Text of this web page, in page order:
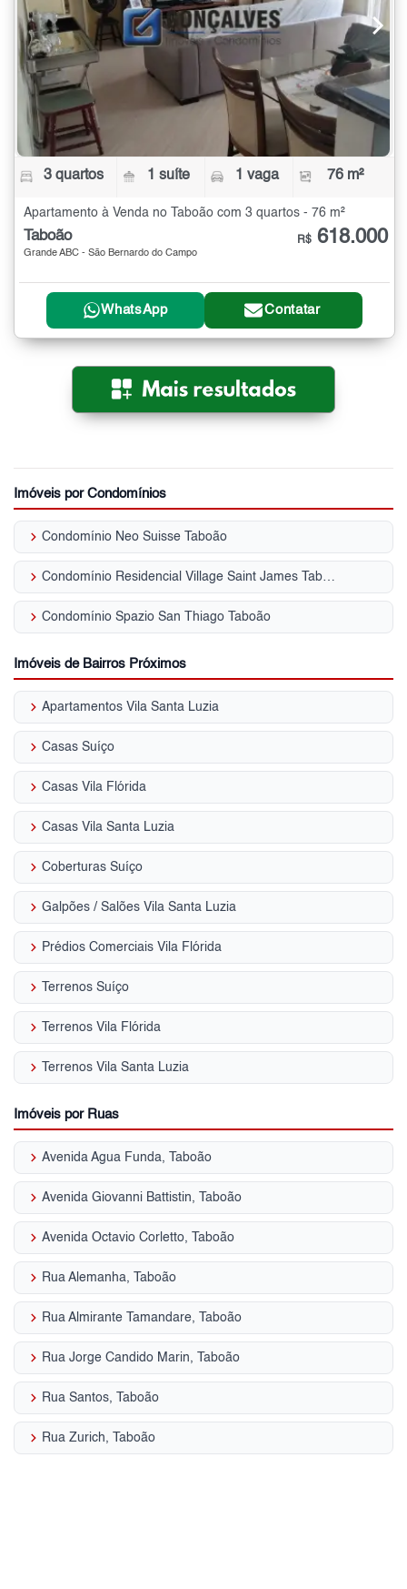
3 quartos 1 suíte 1 vaga 76 m²
Apartamento à Venda no Taboão com 3 quartos - 76 m²
Taboão
Grande ABC - São Bernardo do Campo
R$ 618.000
WhatsApp Contatar
Imóveis por Condomínios
keyboard_arrow_right Condomínio Neo Suisse Taboão
keyboard_arrow_right Condomínio Residencial Village Saint James Taboão
keyboard_arrow_right Condomínio Spazio San Thiago Taboão
Imóveis de Bairros Próximos
keyboard_arrow_right Apartamentos Vila Santa Luzia
keyboard_arrow_right Casas Suíço
keyboard_arrow_right Casas Vila Flórida
keyboard_arrow_right Casas Vila Santa Luzia
keyboard_arrow_right Coberturas Suíço
keyboard_arrow_right Galpões / Salões Vila Santa Luzia
keyboard_arrow_right Prédios Comerciais Vila Flórida
keyboard_arrow_right Terrenos Suíço
keyboard_arrow_right Terrenos Vila Flórida
keyboard_arrow_right Terrenos Vila Santa Luzia
Imóveis por Ruas
keyboard_arrow_right Avenida Agua Funda, Taboão
keyboard_arrow_right Avenida Giovanni Battistin, Taboão
keyboard_arrow_right Avenida Octavio Corletto, Taboão
keyboard_arrow_right Rua Alemanha, Taboão
keyboard_arrow_right Rua Almirante Tamandare, Taboão
keyboard_arrow_right Rua Jorge Candido Marin, Taboão
keyboard_arrow_right Rua Santos, Taboão
keyboard_arrow_right Rua Zurich, Taboão